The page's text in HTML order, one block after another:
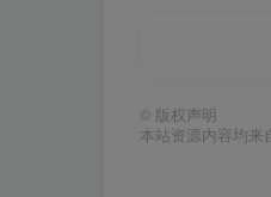
© 版权声明
本站资源内容均来